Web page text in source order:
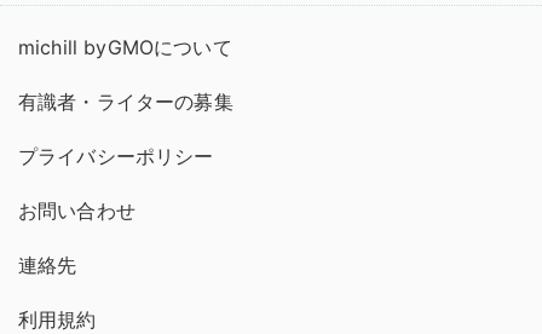
michill byGMOについて
有識者・ライターの募集
プライバシーポリシー
お問い合わせ
連絡先
利用規約